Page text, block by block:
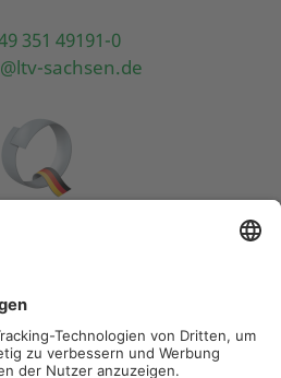
351 49191-0
sachsen.de